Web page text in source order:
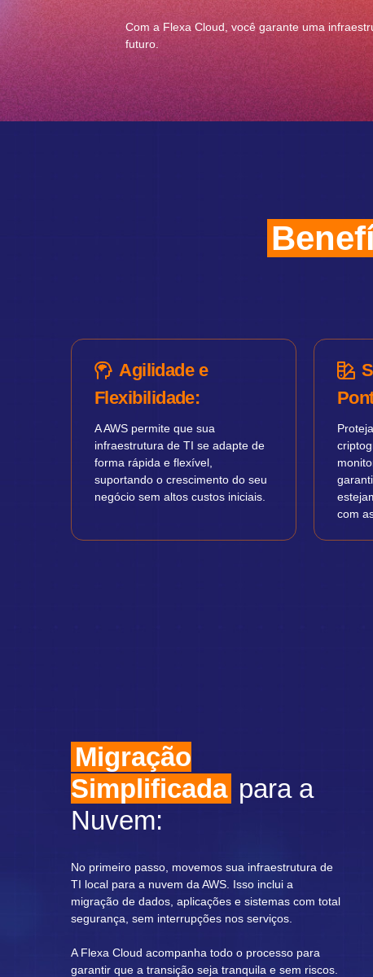
Com a Flexa Cloud, você garante uma
futuro.
Agilidade e
Flexibilidade:
A AWS permite que sua
infraestrutura de TI se adapte de
forma rápida e flexível,
suportando o crescimento do seu
negócio sem altos custos iniciais.
com
Migração
Simplificada para a
Nuvem:
No primeiro passo, movemos sua infraestrutura de
TI local para a nuvem da AWS. Isso inclui a
migração de dados, aplicações e sistemas com total
segurança, sem interrupções nos serviços.
A Flexa Cloud acompanha todo o processo para
garantir que a transição seja tranquila e sem riscos.